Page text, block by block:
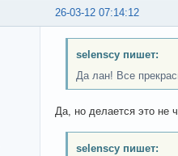
26-03-12 07:14:12
selenscy пишет:
Да лан! Все
Да, но делается это не
selenscy пишет: